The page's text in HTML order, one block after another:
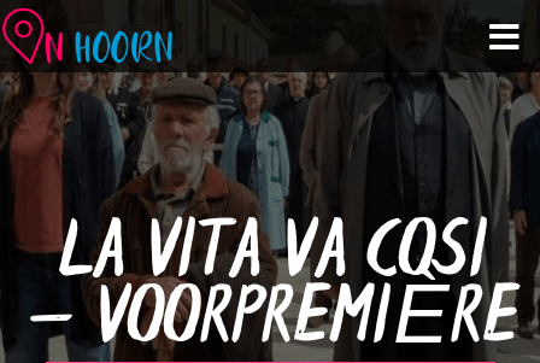
Agenda
Zien & Doen
Winkelen & Horeca
Over Hoorn
LA VITA VA COSI
– VOORPREMIÈRE